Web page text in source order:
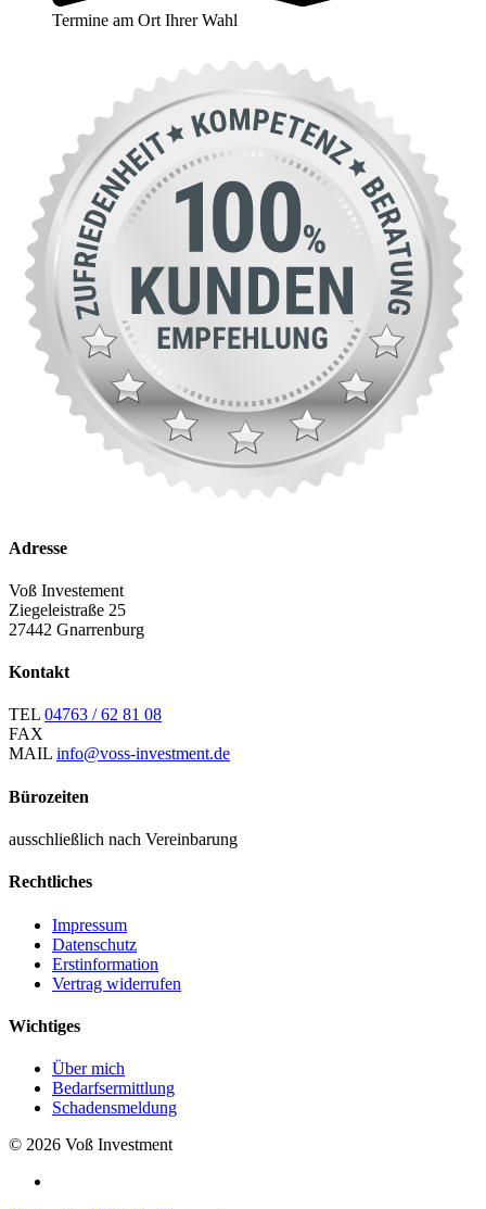
Termine am Ort Ihrer Wahl
Adresse
Voß Investement
Ziegeleistraße 25
27442 Gnarrenburg
Kontakt
TEL 04763 / 62 81 08
FAX
MAIL info@voss-investment.de
Bürozeiten
ausschließlich nach Vereinbarung
Rechtliches
Impressum
Datenschutz
Erstinformation
Vertrag widerrufen
Wichtiges
Über mich
Bedarfsermittlung
Schadensmeldung
© 2026 Voß Investment